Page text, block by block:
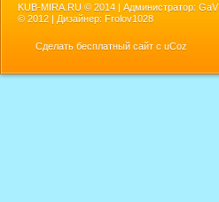
KUB-MIRA.RU © 2014 | Администратор: GaV
© 2012 | Дизайнер: Frolov1028
Сделать бесплатный сайт с uCoz